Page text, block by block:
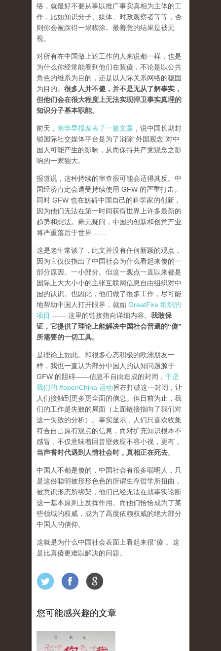
络，就最好不要从事以推广事实真相为主体的工
作，比如知识分子、媒体、时政观察者等等，否
则你会被踩得一塌糊涂。最善意的结果是被无
视。
对所有在中国做上述工作的人来说都一样，也是
为什么你经常能看到他们在装傻，不论是以公共
角色的维系为目的，还是以人际关系网络的稳固
为目的。 很多人并不傻，并不是无从了解事实，
但他们会在很大程度上无法实现捍卫事实真理的
知识分子基本职能。
前天， 南华早报发表了一篇文章 ，说中国长期封
锁国际社交媒体平台是为了消除“外国观念”对中
国人可能产生的影响，从而保持共产党观念之影
响的一家独大。
报道说，这种持续的审查很可能会适得其反。中
国经济肯定会遭受持续使用 GFW 的严重打击。
同时 GFW 也在妨碍中国自己的科学家的创新，
因为他们无法在第一时间获得世界上许多最新的
趋势和想法。毫无疑问，中国的创新和创意产业
将严重落后于世界……
这是老生常谈了，此文并没有任何新颖的观点，
因为它仅仅指出了中国社会为什么看起来傻的一
部分原因。一小部分。但这一观点一直以来都是
国际上大大小小的主张互联网信息自由组织对中
国的认识。也因此，他们做了很多工作，尽可能
地帮助中国人打开眼界，就如 GreatFire 组织的
项目 —— 这里的链接指向详细内容。 我敢保
证，它提供了理论上能解决中国社会普遍的“傻”
所需要的一切工具。
是理论上如此。和很多心态积极的欧洲朋友一
样，我也一直认为部分中国人的认知问题源于
GFW 的阻碍——信息不自由造成的封闭， 于是
我们的 #openChina 运动旨在打破这一封闭，让
人们接触到更多更全面的信息。但目前为止，我
们的工作是失败的局面（ 上面链接指向了我们对
这一失败的分析）。事实显示，人们只喜欢收集
符合自己原有观点的信息，而对扩充知识根本不
感冒，不仅意味着回音壁效应不容小视，更有，
当声誉时代遇到人情社会时，真相正在死去。
中国人不都是傻的，中国社会有很多聪明人，只
是这份聪明被形形色色的所谓生存哲学所扭曲，
被意识形态所绑架，他们已经无法在就事实论断
这一基本原则上发挥作用。而他们恰恰成为了某
些领域的权威，成为了高度依赖权威的绝大部分
中国人的信仰。
这就是为什么中国社会表面上看起来很“傻”。这
是比真傻更难以解决的问题。
您可能感兴趣的文章